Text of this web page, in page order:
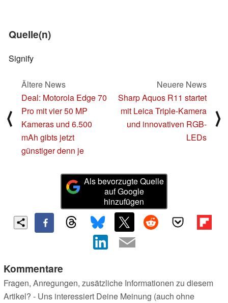
Quelle(n)
Signify
⟨
Ältere News
Deal: Motorola Edge 70
Pro mit vier 50 MP
Kameras und 6.500
mAh gibts jetzt
günstiger denn je
Neuere News
Sharp Aquos R11 startet
mit Leica Triple-Kamera
und innovativen RGB-
LEDs
⟩
Als bevorzugte Quelle
auf Google
hinzufügen
Kommentare
Fragen, Anregungen, zusätzliche Informationen zu diesem
Artikel? - Uns interessiert Deine Meinung (auch ohne